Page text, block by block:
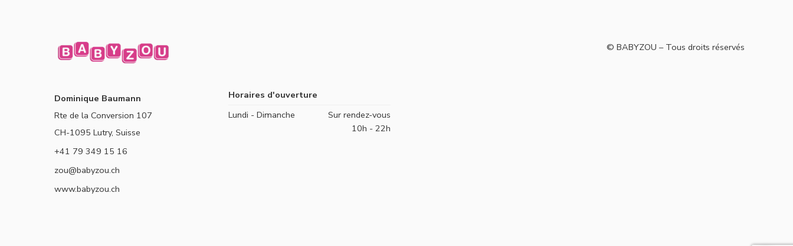
Dominique Baumann
Rte de la Conversion 107
CH-1095 Lutry, Suisse
+41 79 349 15 16
zou@babyzou.ch
www.babyzou.ch
Horaires d'ouverture
Lundi - Dimanche
Sur rendez-vous
10h - 22h
© BABYZOU – Tous droits réservés